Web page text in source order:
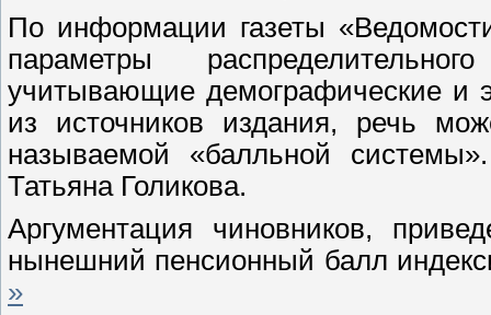
По информации газеты
параметры
учитывающие демографические и
из источников издания, речь
называемой «балльной
Татьяна Голикова.
Аргументация чиновников,
нынешний пенсионный балл
»